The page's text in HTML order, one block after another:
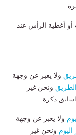
أو أغطية الرأس عند
ولا يعبر عن وجهة
الطريق ونحن غير
ذكرة.
ولا يعبر عن وجهة
ونحن غير